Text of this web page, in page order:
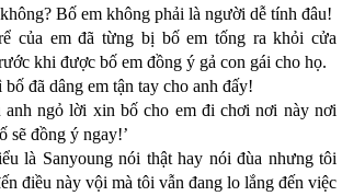
Bố em không phải là người dễ tính đâu!
của em đã từng bị bố em tống ra khỏi cửa
khi được bố em đồng ý gả con gái cho họ.
đã dâng em tận tay cho anh đấy!
anh ngỏ lời xin bố cho em đi chơi nơi này nơi
sẽ đồng ý ngay!’
là Sanyoung nói thật hay nói đùa nhưng tôi
điều này vội mà tôi vẫn đang lo lắng đến việc